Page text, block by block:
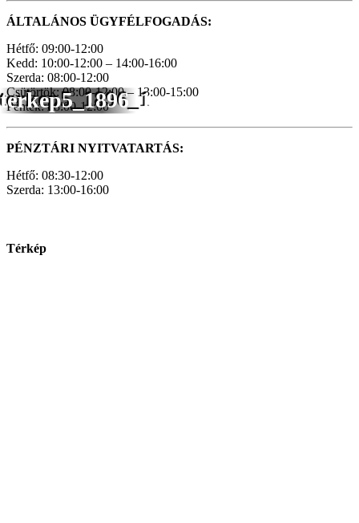
terkep5_1896_1
ÁLTALÁNOS ÜGYFÉLFOGADÁS:
Hétfő: 09:00-12:00
Kedd: 10:00-12:00 – 14:00-16:00
Szerda: 08:00-12:00
Csütörtök: 08:00-12:00 – 13:00-15:00
Péntek: 08:00-12:00
PÉNZTÁRI NYITVATARTÁS:
Hétfő: 08:30-12:00
Szerda: 13:00-16:00
Térkép